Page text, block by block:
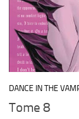
DANCE IN THE
Tome 8